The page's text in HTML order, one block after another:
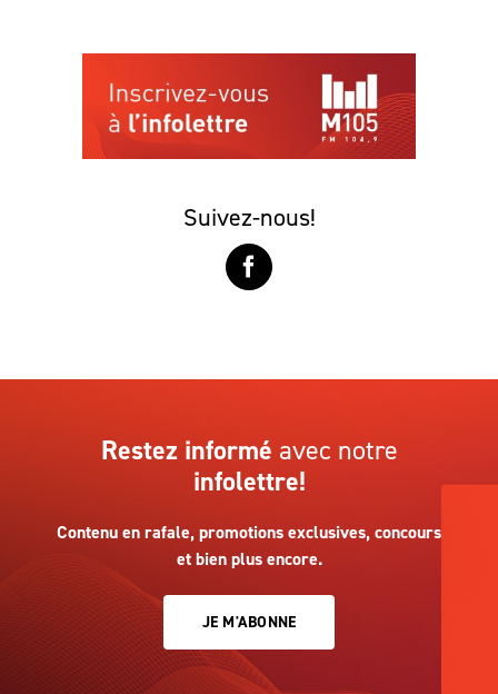
Suivez-nous!
Restez informé avec notre
infolettre!
Contenu en rafale, promotions exclusives, concours
et bien plus encore.
JE M'ABONNE